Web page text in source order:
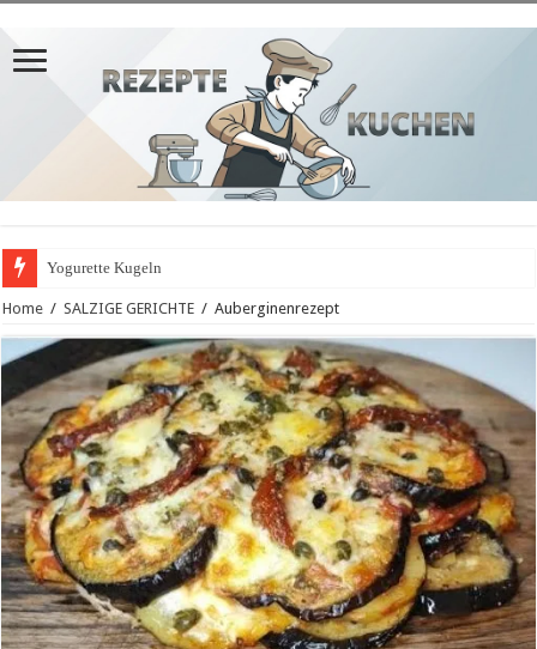
Yogurette Kugeln
Home / SALZIGE GERICHTE / Auberginenrezept